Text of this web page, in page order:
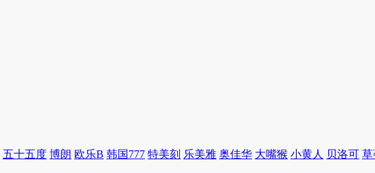
五十五度 博朗 欧乐B 韩国777 特美刻 乐美雅 奥佳华 大嘴猴 小黄人 贝洛可 草